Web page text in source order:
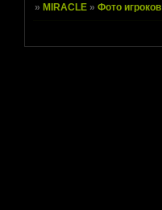
»MIRACLE »Фото игроков